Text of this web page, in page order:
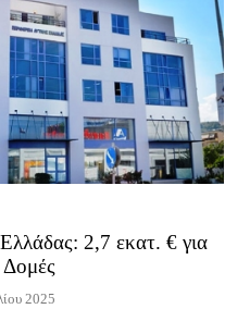
2,7 εκατ. € για
Δομές
2025